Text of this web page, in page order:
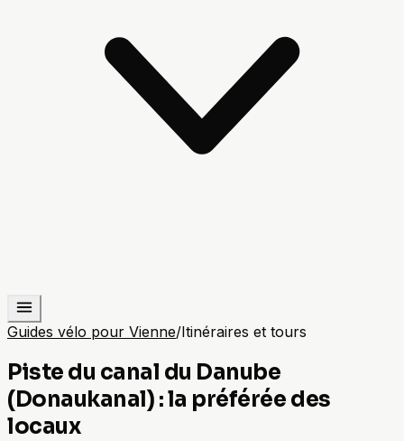
Guides vélo pour Vienne/Itinéraires et tours
Piste du canal du Danube
(Donaukanal) : la préférée des
locaux